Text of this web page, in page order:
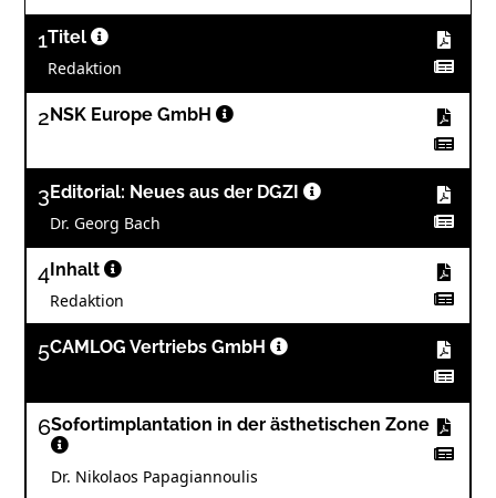
1Titel
Redaktion
2 NSK Europe GmbH
3 Editorial: Neues aus der DGZI
Dr. Georg Bach
4 Inhalt
Redaktion
5CAMLOG Vertriebs GmbH
6Sofortimplantation in der ästhetischen Zone
Dr. Nikolaos Papagiannoulis